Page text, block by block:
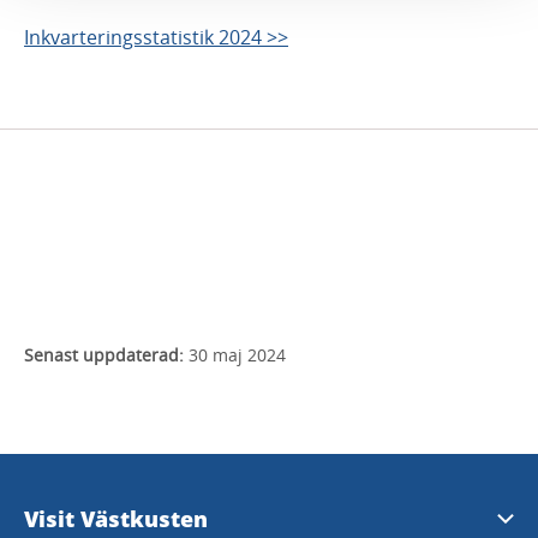
Inkvarteringsstatistik 2024 >>
Senast uppdaterad: 30 maj 2024
Visit Västkusten